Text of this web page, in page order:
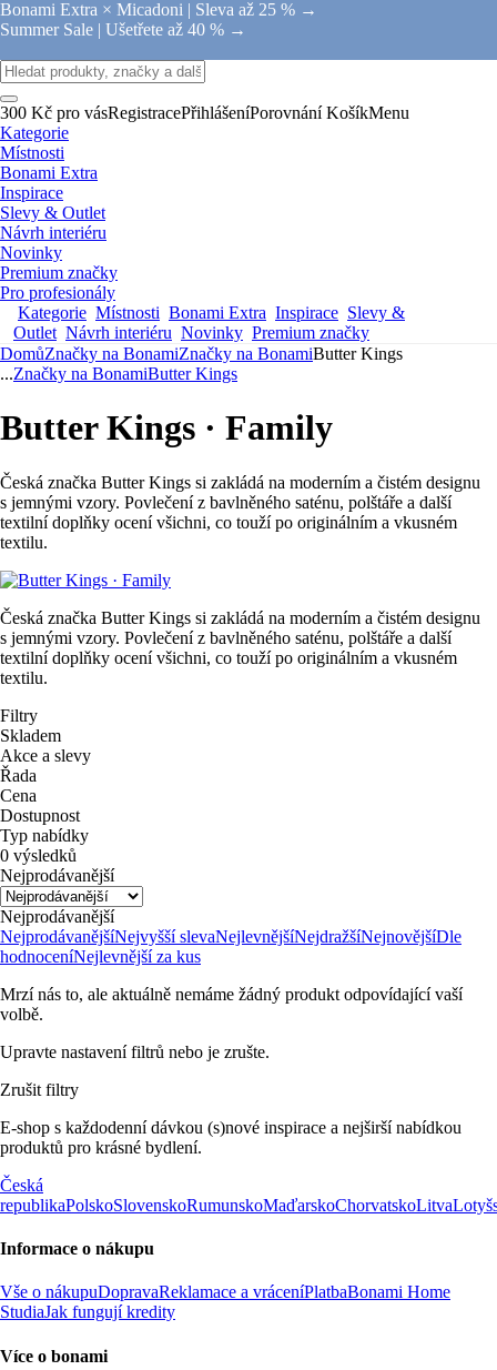
Bonami Extra × Micadoni | Sleva až 25 % →
Summer Sale | Ušetřete až 40 % →
300 Kč pro vásRegistracePřihlášeníPorovnání KošíkMenu
Kategorie
Místnosti
Bonami Extra
Inspirace
Slevy & Outlet
Návrh interiéru
Novinky
Premium značky
Pro profesionály
Kategorie Místnosti Bonami Extra Inspirace Slevy &
Outlet Návrh interiéru Novinky Premium značky
DomůZnačky na BonamiZnačky na BonamiButter Kings
...Značky na BonamiButter Kings
Butter Kings · Family
Česká značka Butter Kings si zakládá na moderním a čistém designu
s jemnými vzory. Povlečení z bavlněného saténu, polštáře a další
textilní doplňky ocení všichni, co touží po originálním a vkusném
textilu.
Česká značka Butter Kings si zakládá na moderním a čistém designu
s jemnými vzory. Povlečení z bavlněného saténu, polštáře a další
textilní doplňky ocení všichni, co touží po originálním a vkusném
textilu.
Filtry
Skladem
Akce a slevy
Řada
Cena
Dostupnost
Typ nabídky
0 výsledků
Nejprodávanější
Nejprodávanější
NejprodávanějšíNejvyšší slevaNejlevnějšíNejdražšíNejnovějšíDle
hodnoceníNejlevnější za kus
Mrzí nás to, ale aktuálně nemáme žádný produkt odpovídající vaší
volbě.
Upravte nastavení filtrů nebo je zrušte.
Zrušit filtry
E-shop s každodenní dávkou (s)nové inspirace a nejširší nabídkou
produktů pro krásné bydlení.
Česká
republikaPolskoSlovenskoRumunskoMaďarskoChorvatskoLitva
Informace o nákupu
Vše o nákupuDopravaReklamace a vráceníPlatbaBonami Home
StudiaJak fungují kredity
Více o bonami